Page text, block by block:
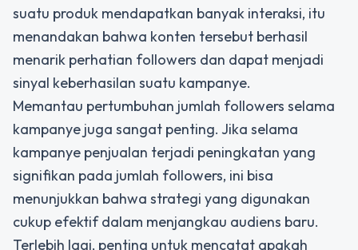
suatu produk mendapatkan banyak interaksi, itu
menandakan bahwa konten tersebut berhasil
menarik perhatian followers dan dapat menjadi
sinyal keberhasilan suatu kampanye.
Memantau pertumbuhan jumlah followers selama
kampanye juga sangat penting. Jika selama
kampanye penjualan terjadi peningkatan yang
signifikan pada jumlah followers, ini bisa
menunjukkan bahwa strategi yang digunakan
cukup efektif dalam menjangkau audiens baru.
Terlebih lagi, penting untuk mencatat apakah